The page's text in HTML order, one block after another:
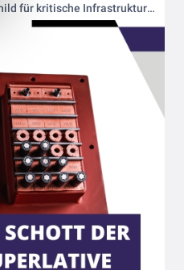
Ein Schutzschild für kritische Infrastruktur: MCT Brattberg von Wichmann Brandschutzsysteme